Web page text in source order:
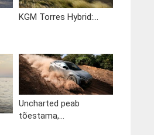
KGM Torres Hybrid:...
Uncharted peab
tõestama,...